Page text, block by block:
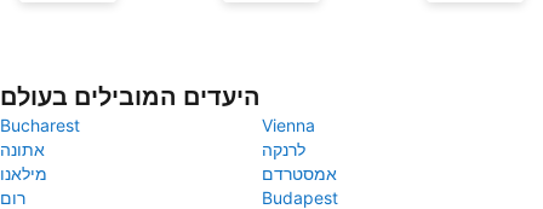
היעדים המובילים בעולם
Bucharest
Vienna
אתונה
לרנקה
מילאנו
אמסטרדם
רום
Budapest